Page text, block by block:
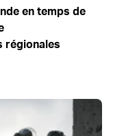
en temps de
régionales